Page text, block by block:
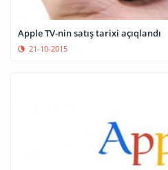
Apple TV-nin satış tarixi açıqlandı
21-10-2015